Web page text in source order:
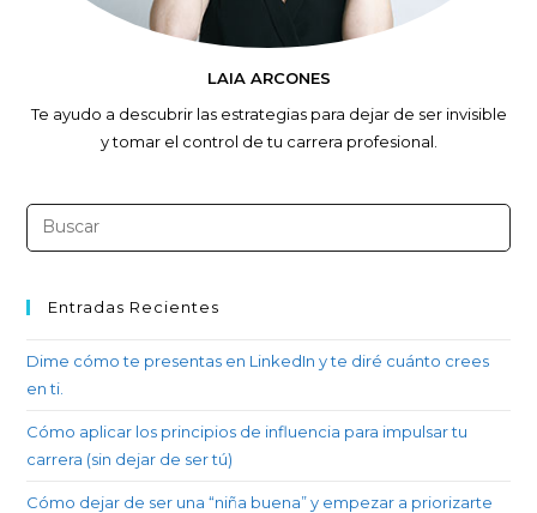
LAIA ARCONES
Te ayudo a descubrir las estrategias para dejar de ser invisible
y tomar el control de tu carrera profesional.
Entradas Recientes
Dime cómo te presentas en LinkedIn y te diré cuánto crees
en ti.
Cómo aplicar los principios de influencia para impulsar tu
carrera (sin dejar de ser tú)
Cómo dejar de ser una “niña buena” y empezar a priorizarte